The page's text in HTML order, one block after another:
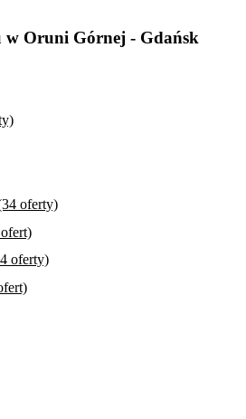
w Oruni Górnej - Gdańsk
oferty)
oferty)